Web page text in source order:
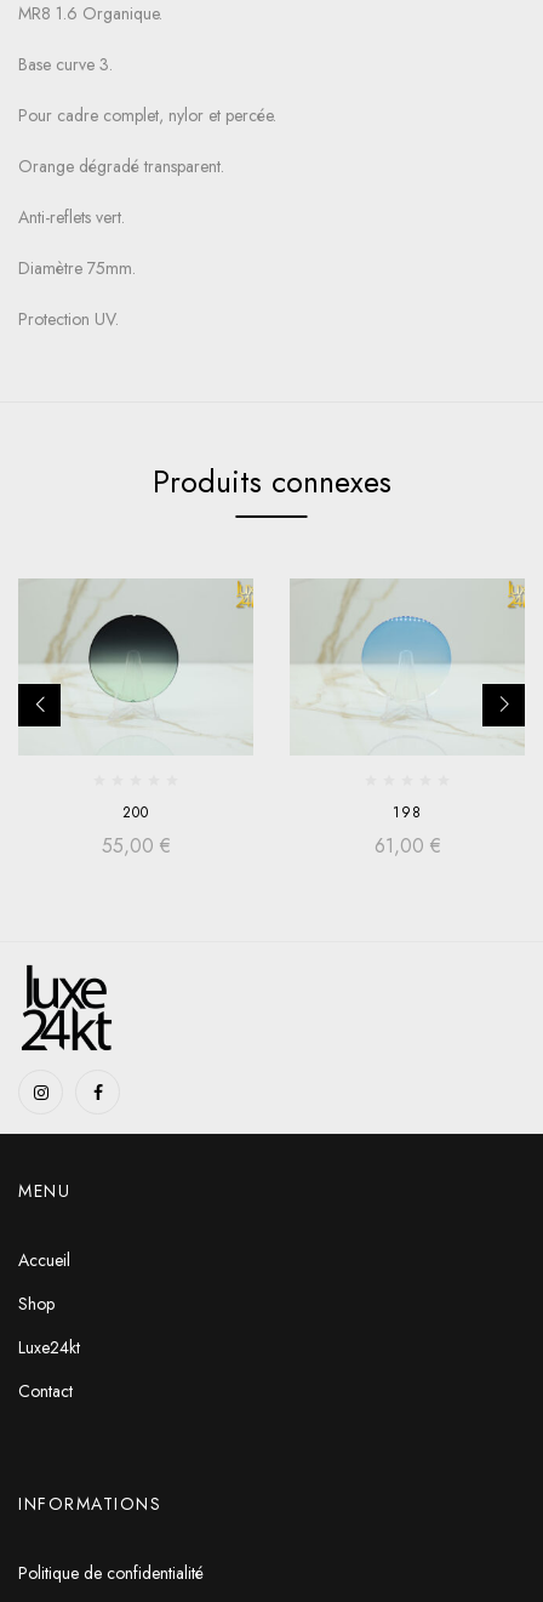
MR8 1.6 Organique.
Base curve 3.
Pour cadre complet, nylor et percée.
Orange dégradé transparent.
Anti-reflets vert.
Diamètre 75mm.
Protection UV.
Produits connexes
200
55,00 €
198
61,00 €
MENU
Accueil
Shop
Luxe24kt
Contact
INFORMATIONS
Politique de confidentialité